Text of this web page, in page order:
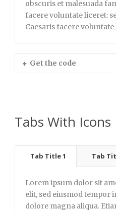
obscuris et malesuada
facere voluntate liceret:
Caesaris facere voluntate
Get the code
Tabs With Icons
Tab Title 1 Tab
Lorem ipsum dolor sit
elit, sed eiusmod tempor
dolore magna aliqua.